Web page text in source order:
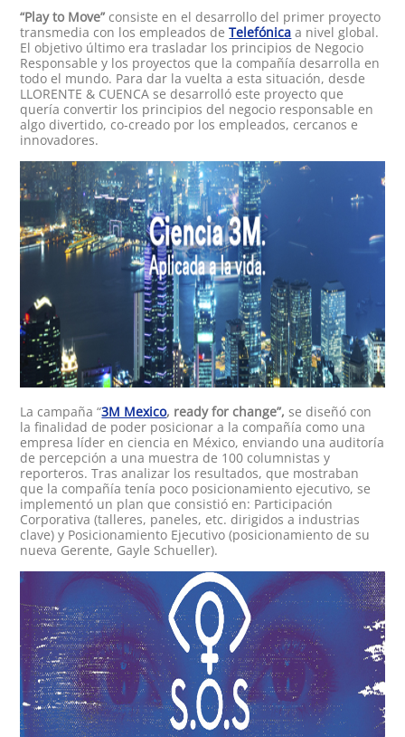
“Play to Move” consiste en el desarrollo del primer proyecto
transmedia con los empleados deTelefónica a nivel global.
El objetivo último era trasladar los principios de Negocio
Responsable y los proyectos que la compañía desarrolla en
todo el mundo. Para dar la vuelta a esta situación, desde
LLORENTE & CUENCA se desarrolló este proyecto que
quería convertir los principios del negocio responsable en
algo divertido, co-creado por los empleados, cercanos e
innovadores.
La campaña “3M Mexico, ready for change”, se diseñó con
la finalidad de poder posicionar a la compañía como una
empresa líder en ciencia en México, enviando una auditoría
de percepción a una muestra de 100 columnistas y
reporteros. Tras analizar los resultados, que mostraban
que la compañía tenía poco posicionamiento ejecutivo, se
implementó un plan que consistió en: Participación
Corporativa (talleres, paneles, etc. dirigidos a industrias
clave) y Posicionamiento Ejecutivo (posicionamiento de su
nueva Gerente, Gayle Schueller).